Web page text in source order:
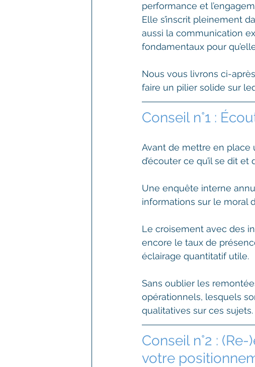
performance et
Elle s’inscrit pleinement
aussi la communication
fondamentaux pour
Nous vous livrons ci-
faire un pilier solide sur
Conseil n°1 :
Avant de mettre en place
d’écouter ce qu’il se dit
Une enquête interne
informations sur le moral
Le croisement avec des
encore le taux de
éclairage quantitatif utile.
Sans oublier les
opérationnels, lesquels
qualitatives sur ces sujets.
Conseil n°2 :
votre